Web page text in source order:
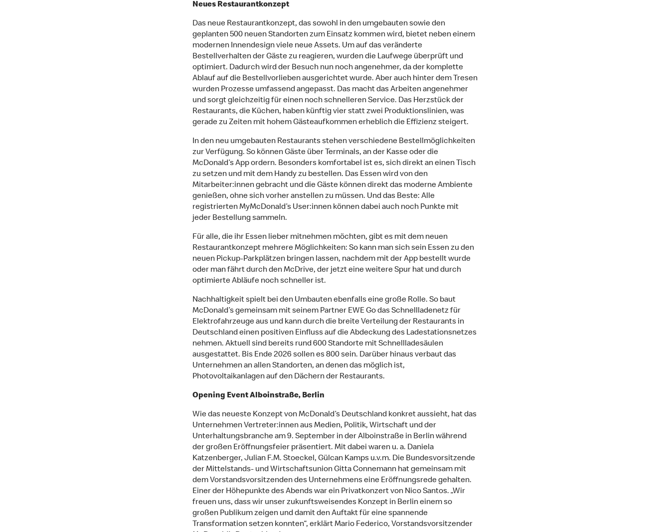
Neues Restaurantkonzept
Das neue Restaurantkonzept, das sowohl in den umgebauten sowie den
geplanten 500 neuen Standorten zum Einsatz kommen wird, bietet neben einem
modernen Innendesign viele neue Assets. Um auf das veränderte
Bestellverhalten der Gäste zu reagieren, wurden die Laufwege überprüft und
optimiert. Dadurch wird der Besuch nun noch angenehmer, da der komplette
Ablauf auf die Bestellvorlieben ausgerichtet wurde. Aber auch hinter dem Tresen
wurden Prozesse umfassend angepasst. Das macht das Arbeiten angenehmer
und sorgt gleichzeitig für einen noch schnelleren Service. Das Herzstück der
Restaurants, die Küchen, haben künftig vier statt zwei Produktionslinien, was
gerade zu Zeiten mit hohem Gästeaufkommen erheblich die Effizienz steigert.
In den neu umgebauten Restaurants stehen verschiedene Bestellmöglichkeiten
zur Verfügung. So können Gäste über Terminals, an der Kasse oder die
McDonald’s App ordern. Besonders komfortabel ist es, sich direkt an einen Tisch
zu setzen und mit dem Handy zu bestellen. Das Essen wird von den
Mitarbeiter:innen gebracht und die Gäste können direkt das moderne Ambiente
genießen, ohne sich vorher anstellen zu müssen. Und das Beste: Alle
registrierten MyMcDonald’s User:innen können dabei auch noch Punkte mit
jeder Bestellung sammeln.
Für alle, die ihr Essen lieber mitnehmen möchten, gibt es mit dem neuen
Restaurantkonzept mehrere Möglichkeiten: So kann man sich sein Essen zu den
neuen Pickup-Parkplätzen bringen lassen, nachdem mit der App bestellt wurde
oder man fährt durch den McDrive, der jetzt eine weitere Spur hat und durch
optimierte Abläufe noch schneller ist.
Nachhaltigkeit spielt bei den Umbauten ebenfalls eine große Rolle. So baut
McDonald’s gemeinsam mit seinem Partner EWE Go das Schnellladenetz für
Elektrofahrzeuge aus und kann durch die breite Verteilung der Restaurants in
Deutschland einen positiven Einfluss auf die Abdeckung des Ladestationsnetzes
nehmen. Aktuell sind bereits rund 600 Standorte mit Schnellladesäulen
ausgestattet. Bis Ende 2026 sollen es 800 sein. Darüber hinaus verbaut das
Unternehmen an allen Standorten, an denen das möglich ist,
Photovoltaikanlagen auf den Dächern der Restaurants.
Opening Event Alboinstraße, Berlin
Wie das neueste Konzept von McDonald’s Deutschland konkret aussieht, hat das
Unternehmen Vertreter:innen aus Medien, Politik, Wirtschaft und der
Unterhaltungsbranche am 9. September in der Alboinstraße in Berlin während
der großen Eröffnungsfeier präsentiert. Mit dabei waren u. a. Daniela
Katzenberger, Julian F.M. Stoeckel, Gülcan Kamps u.v.m. Die Bundesvorsitzende
der Mittelstands- und Wirtschaftsunion Gitta Connemann hat gemeinsam mit
dem Vorstandsvorsitzenden des Unternehmens eine Eröffnungsrede gehalten.
Einer der Höhepunkte des Abends war ein Privatkonzert von Nico Santos. „Wir
freuen uns, dass wir unser zukunftsweisendes Konzept in Berlin einem so
großen Publikum zeigen und damit den Auftakt für eine spannende
Transformation setzen konnten“, erklärt Mario Federico, Vorstandsvorsitzender